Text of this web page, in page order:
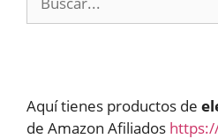
Aquí tienes productos de
de Amazon Afiliados